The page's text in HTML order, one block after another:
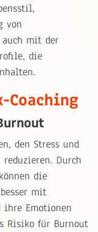
von
auch mit der
die
Coaching
den Stress und
Durch
die
mit
ihre Emotionen
Risiko für Burnout